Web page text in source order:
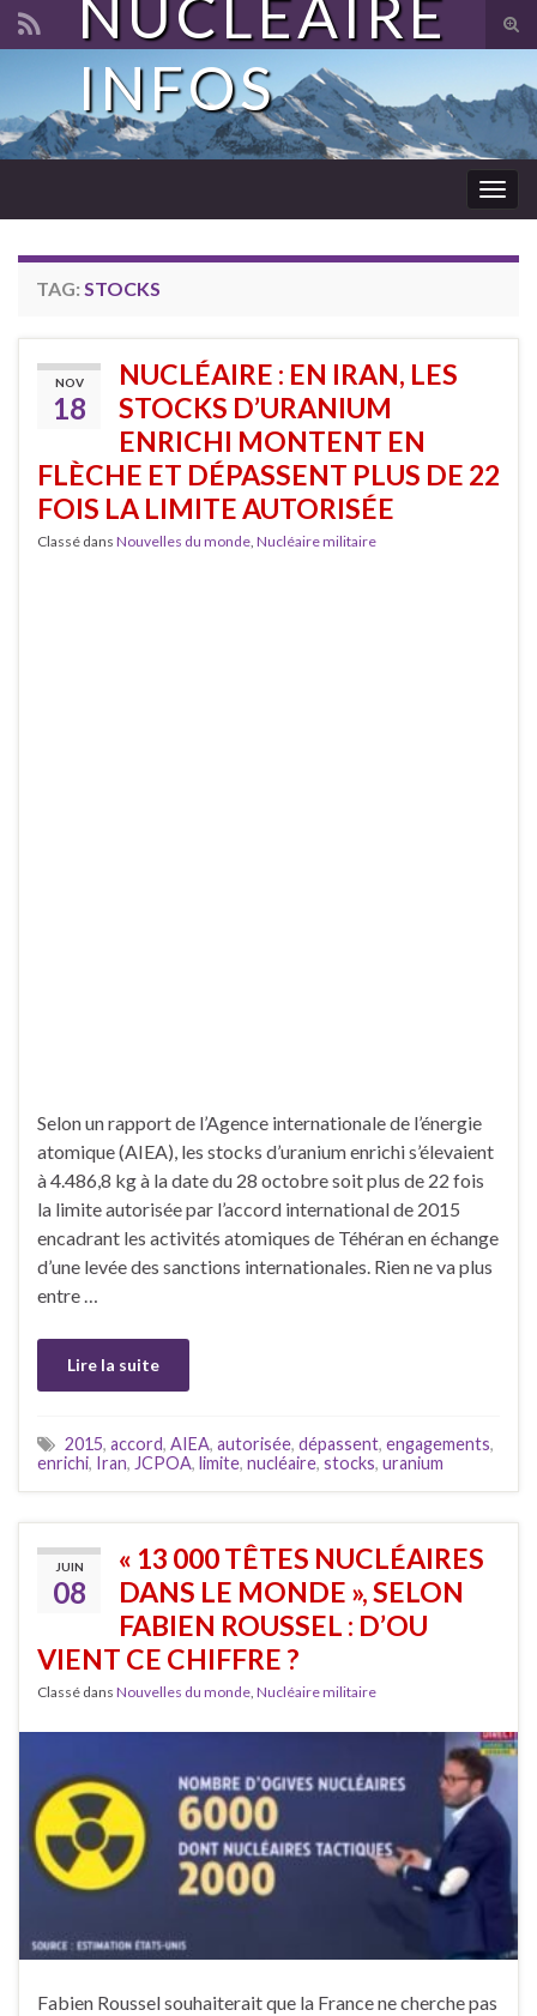
Search for:
NUCLÉAIRE
INFOS
TAG: STOCKS
NOV
18
NUCLÉAIRE : EN IRAN, LES
STOCKS D’URANIUM
ENRICHI MONTENT EN
FLÈCHE ET DÉPASSENT PLUS DE 22
FOIS LA LIMITE AUTORISÉE
Classé dans Nouvelles du monde, Nucléaire militaire
Selon un rapport de l’Agence internationale de l’énergie
atomique (AIEA), les stocks d’uranium enrichi s’élevaient
à 4.486,8 kg à la date du 28 octobre soit plus de 22 fois
la limite autorisée par l’accord international de 2015
encadrant les activités atomiques de Téhéran en échange
d’une levée des sanctions internationales. Rien ne va plus
entre …
Lire la suite
2015, accord, AIEA, autorisée, dépassent, engagements,
enrichi, Iran, JCPOA, limite, nucléaire, stocks, uranium
JUIN
08
« 13 000 TÊTES NUCLÉAIRES
DANS LE MONDE », SELON
FABIEN ROUSSEL : D’OU
VIENT CE CHIFFRE ?
Classé dans Nouvelles du monde, Nucléaire militaire
Fabien Roussel souhaiterait que la France ne cherche pas